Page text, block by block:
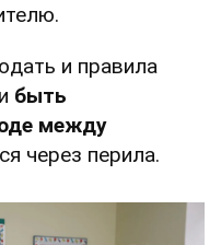
и правила
быть
между
через перила.